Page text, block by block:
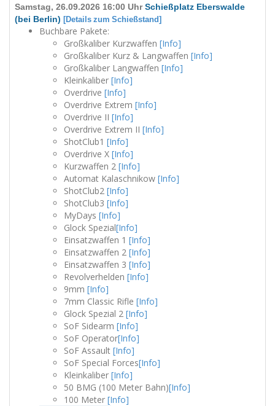
Samstag, 26.09.2026 16:00 Uhr Schießplatz Eberswalde
(bei Berlin) [Details zum Schießstand]
Buchbare Pakete:
Großkaliber Kurzwaffen [Info]
Großkaliber Kurz & Langwaffen [Info]
Großkaliber Langwaffen [Info]
Kleinkaliber [Info]
Overdrive [Info]
Overdrive Extrem [Info]
Overdrive II [Info]
Overdrive Extrem II [Info]
ShotClub1 [Info]
Overdrive X [Info]
Kurzwaffen 2 [Info]
Automat Kalaschnikow [Info]
ShotClub2 [Info]
ShotClub3 [Info]
MyDays [Info]
Glock Spezial[Info]
Einsatzwaffen 1 [Info]
Einsatzwaffen 2 [Info]
Einsatzwaffen 3 [Info]
Revolverhelden [Info]
9mm [Info]
7mm Classic Rifle [Info]
Glock Spezial 2 [Info]
SoF Sidearm [Info]
SoF Operator[Info]
SoF Assault [Info]
SoF Special Forces[Info]
Kleinkaliber [Info]
50 BMG (100 Meter Bahn)[Info]
100 Meter [Info]